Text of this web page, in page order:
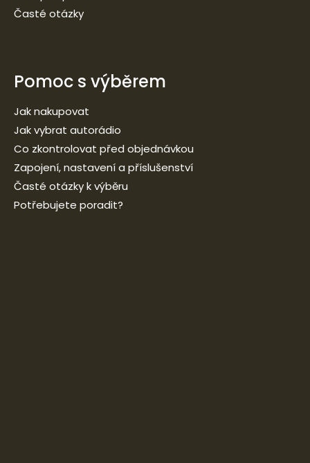
Časté otázky
Pomoc s výběrem
Jak nakupovat
Jak vybrat autorádio
Co zkontrolovat před objednávkou
Zapojení, nastavení a příslušenství
Časté otázky k výběru
Potřebujete poradit?